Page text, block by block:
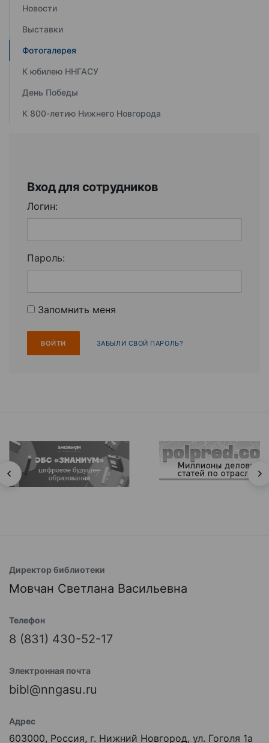
Новости
Выставки
Фотогалерея
К юбилею ННГАСУ
День Победы
К 800-летию Нижнего Новгорода
Вход для сотрудников
Логин:
Пароль:
Запомнить меня
ЗАБЫЛИ СВОЙ ПАРОЛЬ?
Директор библиотеки
Мовчан Светлана Васильевна
Телефон
8 (831) 430-52-17
Электронная почта
bibl@nngasu.ru
Адрес
603000, Россия, г. Нижний Новгород, ул. Гоголя 1а